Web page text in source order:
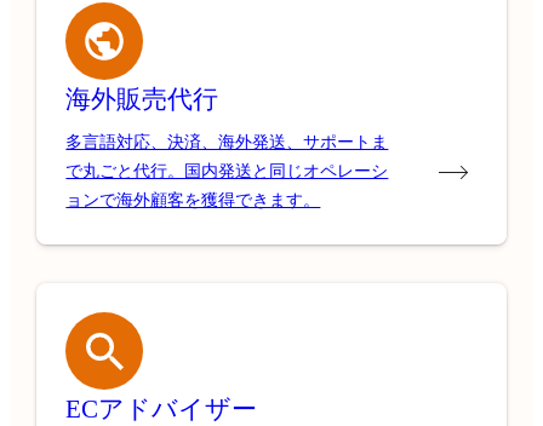
海外販売代行
多言語対応、決済、海外発送、サポートま
で丸ごと代行。国内発送と同じオペレーシ
ョンで海外顧客を獲得できます。
ECアドバイザー